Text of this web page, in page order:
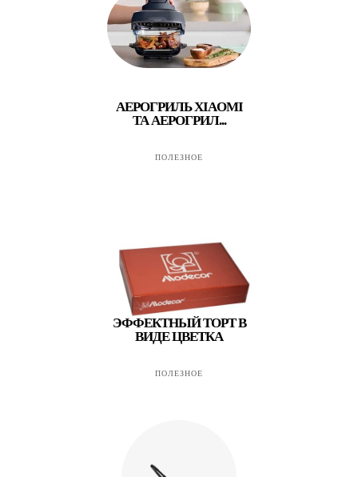
АЕРОГРИЛЬ XIAOMI
ТА АЕРОГРИЛ...
ПОЛЕЗНОЕ
ЭФФЕКТНЫЙ ТОРТ В
ВИДЕ ЦВЕТКА
ПОЛЕЗНОЕ